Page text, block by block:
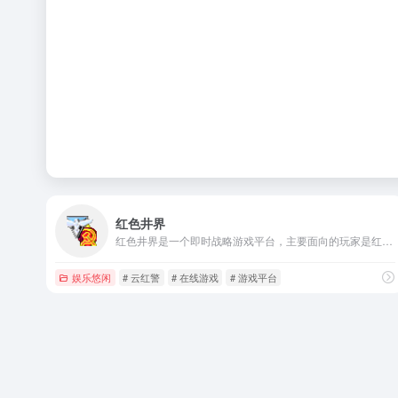
红色井界
娱乐悠闲 # 云红警 # 在线游戏 # 游戏平台